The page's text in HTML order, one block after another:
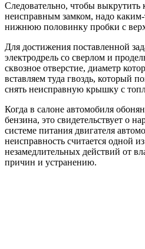
Следовательно, чтобы выкрутить
неисправным замком, надо
нижнюю половинку пробки с
Для достижения поставленной
электродрель со сверлом и
сквозное отверстие, диаметр
вставляем туда гвоздь, который
снять неисправную крышку с
Когда в салоне автомобиля
бензина, это свидетельствует о
системе питания двигателя
неисправность считается одной
незамедлительных действий от
причин и устранению.